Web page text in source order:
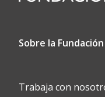
Sobre la Fundación
Trabaja con